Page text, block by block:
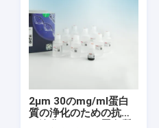
2μm 30のmg/ml蛋白
質の浄化のための抗体